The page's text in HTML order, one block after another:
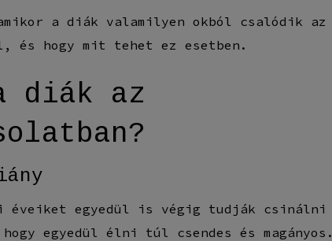
a diák valamilyen okból csalódik az
és hogy mit tehet ez esetben.
diák az
éveiket egyedül is végig tudják csinálni
egyedül élni túl csendes és magányos.